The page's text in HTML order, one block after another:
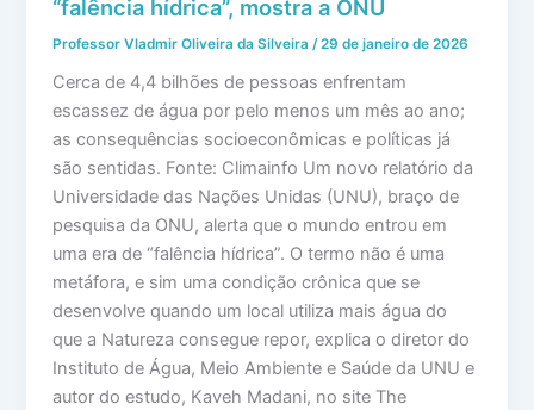
“falência hídrica”, mostra a ONU
Professor Vladmir Oliveira da Silveira /29 de janeiro de 2026
Cerca de 4,4 bilhões de pessoas enfrentam
escassez de água por pelo menos um mês ao ano;
as consequências socioeconômicas e políticas já
são sentidas. Fonte: Climainfo Um novo relatório da
Universidade das Nações Unidas (UNU), braço de
pesquisa da ONU, alerta que o mundo entrou em
uma era de “falência hídrica”. O termo não é uma
metáfora, e sim uma condição crônica que se
desenvolve quando um local utiliza mais água do
que a Natureza consegue repor, explica o diretor do
Instituto de Água, Meio Ambiente e Saúde da UNU e
autor do estudo, Kaveh Madani, no site The